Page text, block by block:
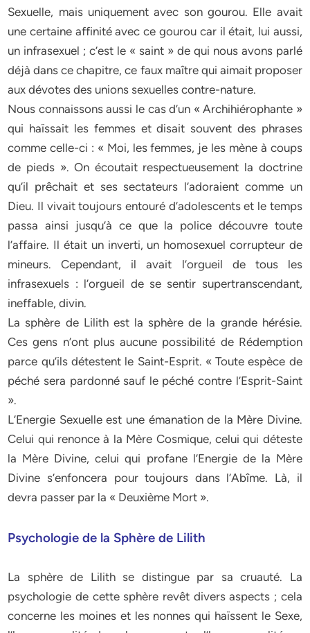
Sexuelle, mais uniquement avec son gourou. Elle avait
une certaine affinité avec ce gourou car il était, lui aussi,
un infrasexuel ; c’est le « saint » de qui nous avons parlé
déjà dans ce chapitre, ce faux maître qui aimait proposer
aux dévotes des unions sexuelles contre-nature.
Nous connaissons aussi le cas d’un « Archihiérophante »
qui haïssait les femmes et disait souvent des phrases
comme celle-ci : « Moi, les femmes, je les mène à coups
de pieds ». On écoutait respectueusement la doctrine
qu’il prêchait et ses sectateurs l’adoraient comme un
Dieu. Il vivait toujours entouré d’adolescents et le temps
passa ainsi jusqu’à ce que la police découvre toute
l’affaire. Il était un inverti, un homosexuel corrupteur de
mineurs. Cependant, il avait l’orgueil de tous les
infrasexuels : l’orgueil de se sentir supertranscendant,
ineffable, divin.
La sphère de Lilith est la sphère de la grande hérésie.
Ces gens n’ont plus aucune possibilité de Rédemption
parce qu’ils détestent le Saint-Esprit. « Toute espèce de
péché sera pardonné sauf le péché contre l’Esprit-Saint
».
L’Energie Sexuelle est une émanation de la Mère Divine.
Celui qui renonce à la Mère Cosmique, celui qui déteste
la Mère Divine, celui qui profane l’Energie de la Mère
Divine s’enfoncera pour toujours dans l’Abîme. Là, il
devra passer par la « Deuxième Mort ».
Psychologie de la Sphère de Lilith
La sphère de Lilith se distingue par sa cruauté. La
psychologie de cette sphère revêt divers aspects ; cela
concerne les moines et les nonnes qui haïssent le Sexe,